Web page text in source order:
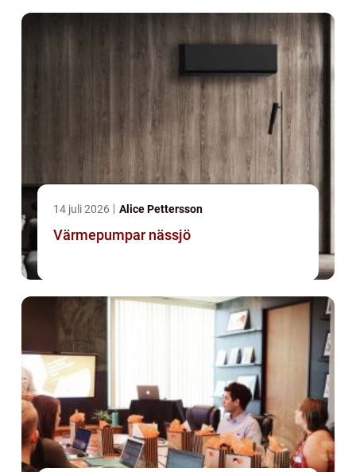
14 juli 2026 Alice Pettersson
Värmepumpar nässjö